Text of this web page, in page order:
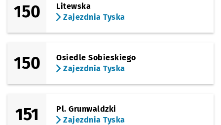
150
Litewska
Zajezdnia Tyska
150
Osiedle Sobieskiego
Zajezdnia Tyska
151
Pl. Grunwaldzki
Zajezdnia Tyska